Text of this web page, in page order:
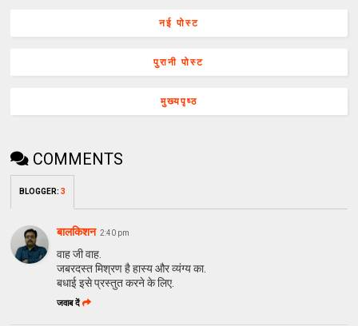
नई पोस्ट
पुरानी पोस्ट
मुख्यपृष्ठ
COMMENTS
BLOGGER:3
बालकिशन 2:40 pm
वाह जी वाह.
जबरदस्त मिश्रण है हास्य और व्यंग्य का.
बधाई इसे प्रस्तुत करने के लिए.
जवाब दें